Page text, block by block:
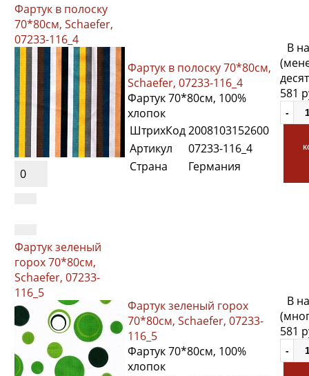
Фартук в полоску
70*80см, Schaefer,
07233-116_4
0
Фартук в полоску 70*80см,
Schaefer, 07233-116_4
Фартук 70*80см, 100%
хлопок
ШтрихКод2008103152600
Артикул
07233-116_4
Страна
Германия
В
581
Фартук зеленый
горох 70*80см,
Schaefer, 07233-
116_5
Фартук зеленый горох
70*80см, Schaefer, 07233-
116_5
Фартук 70*80см, 100%
хлопок
В
581